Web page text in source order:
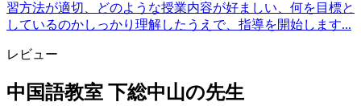
習方法が適切、どのような授業内容が好ましい、何を目標と
しているのかしっかり理解したうえで、指導を開始します...
レビュー
中国語教室 下総中山の先生